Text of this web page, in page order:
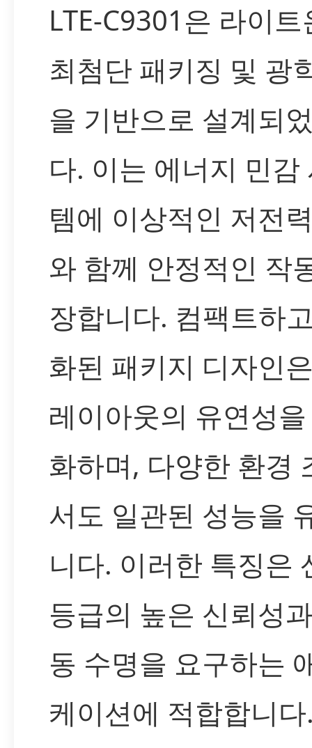
LTE-C9301은 라이
최첨단 패키징 및 광
을 기반으로 설계되
다. 이는 에너지 민감
템에 이상적인 저전
와 함께 안정적인 작
장합니다. 컴팩트하
화된 패키지 디자인
레이아웃의 유연성
화하며, 다양한 환경
서도 일관된 성능을
니다. 이러한 특징은
등급의 높은 신뢰성
동 수명을 요구하는
케이션에 적합합니